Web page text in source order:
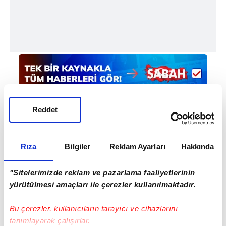
Rıza Bilgiler Reklam Ayarları Hakkında
"Sitelerimizde reklam ve pazarlama faaliyetlerinin
yürütülmesi amaçları ile çerezler kullanılmaktadır.
Bu çerezler, kullanıcıların tarayıcı ve cihazlarını
tanımlayarak çalışırlar.
Reddet
Haber Girişi
#OKAN BURUK #GALATASARAY FUTBOL TAKIMI
#TRABZONSPOR